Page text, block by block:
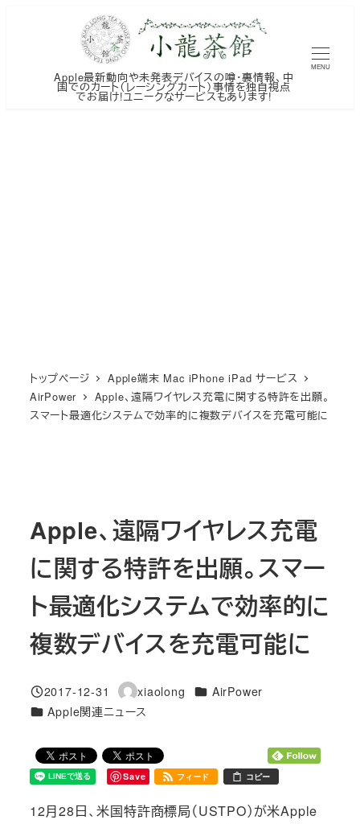
Apple最新動向や未発表デバイスの噂・裏情報、中
国でのカート（レーシングカート）事情を独自視点
でお届け!ユニークなサービスもあります!
MENU
トップページ
Apple端末 Mac iPhone iPad サービス
AirPower
Apple、遠隔ワイヤレス充電に関する特許を出願。
スマート最適化システムで効率的に複数デバイスを充電可能に
Apple、遠隔ワイヤレス充電
に関する特許を出願。スマー
ト最適化システムで効率的に
複数デバイスを充電可能に
投稿日
2017-12-31
著
者
xiaolong カテゴリー
AirPower
カテゴリー
Apple関連ニュース
Save フィード コピー
12月28日、米国特許商標局（USTPO）が米Apple